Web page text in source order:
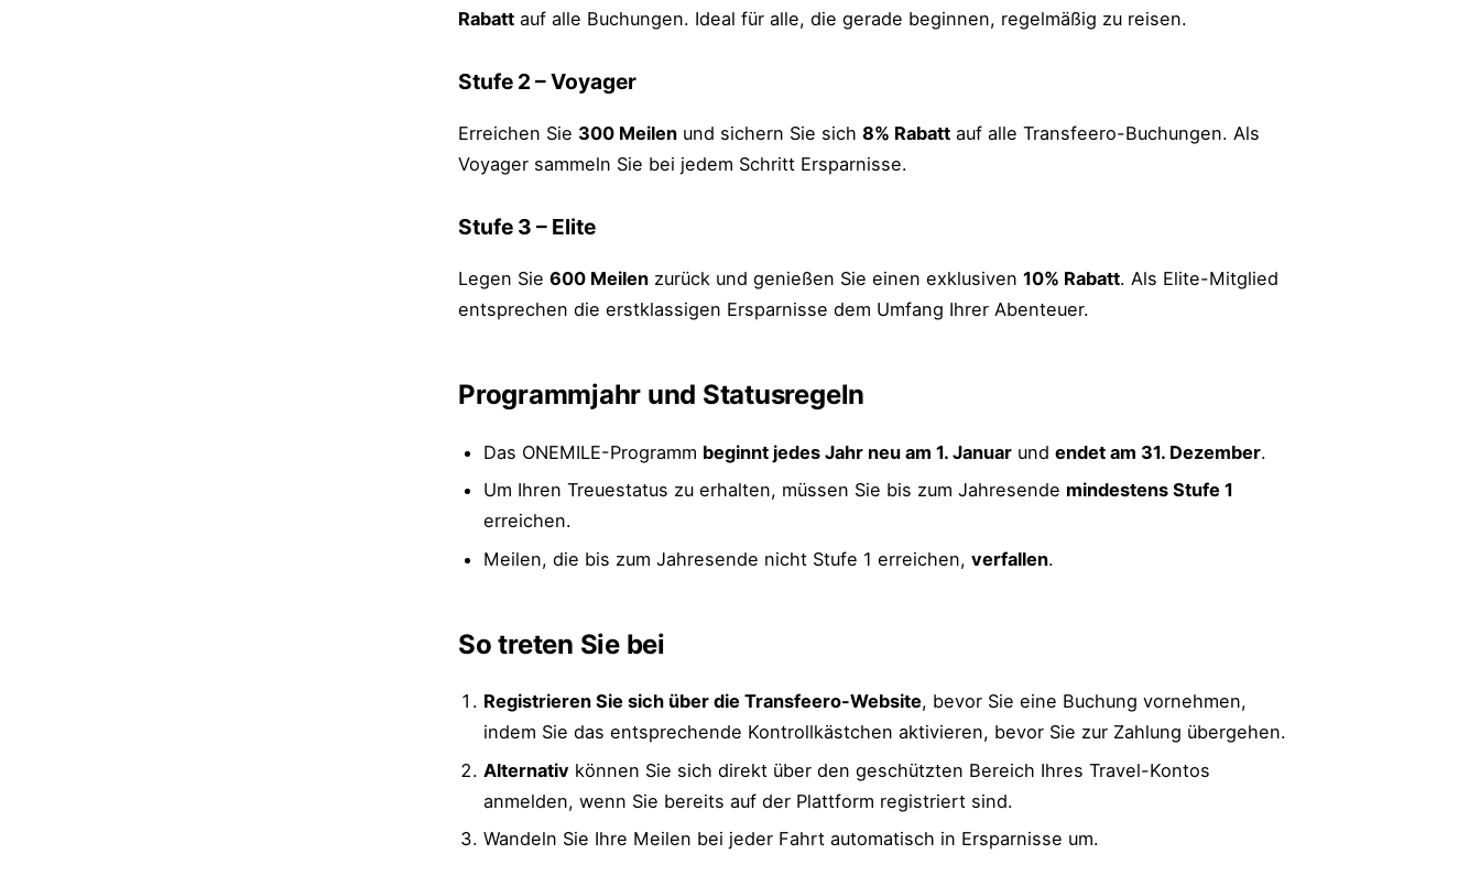
Rabatt auf alle Buchungen. Ideal für alle, die gerade beginnen, regelmäßig zu reisen.
Stufe 2 – Voyager
Erreichen Sie 300 Meilen und sichern Sie sich 8% Rabatt auf alle Transfeero-Buchungen. Als
Voyager sammeln Sie bei jedem Schritt Ersparnisse.
Stufe 3 – Elite
Legen Sie 600 Meilen zurück und genießen Sie einen exklusiven 10% Rabatt. Als Elite-Mitglied
entsprechen die erstklassigen Ersparnisse dem Umfang Ihrer Abenteuer.
Programmjahr und Statusregeln
Das ONEMILE-Programm beginnt jedes Jahr neu am 1. Januarund endet am 31. Dezember.
Um Ihren Treuestatus zu erhalten, müssen Sie bis zum Jahresende mindestens Stufe 1
erreichen.
Meilen, die bis zum Jahresende nicht Stufe 1 erreichen, verfallen.
So treten Sie bei
Registrieren Sie sich über die Transfeero-Website, bevor Sie eine Buchung vornehmen,
indem Sie das entsprechende Kontrollkästchen aktivieren, bevor Sie zur Zahlung übergehen.
Alternativkönnen Sie sich direkt über den geschützten Bereich Ihres Travel-Kontos
anmelden, wenn Sie bereits auf der Plattform registriert sind.
Wandeln Sie Ihre Meilen bei jeder Fahrt automatisch in Ersparnisse um.